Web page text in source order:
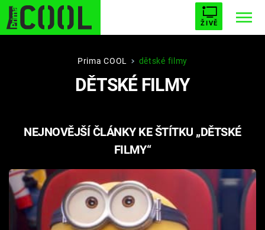
ŽIVĚ
STARHOUSE BUFFY, PŘEMOŽITELKA UPÍRŮ
PLNEJ KOTEL AVENGERS 5
Filmy
Seriály
Prima COOL dětské filmy
DĚTSKÉ FILMY
NEJNOVĚJŠÍ ČLÁNKY KE ŠTÍTKU „DĚTSKÉ
FILMY“